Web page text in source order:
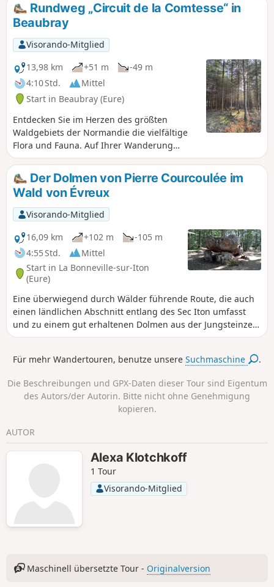
Rundweg „Circuit de la Comtesse“ in
Beaubray
Visorando-Mitglied
13,98 km
+51 m
-49 m
4:10 Std.
Mittel
Start in Beaubray (Eure)
Entdecken Sie im Herzen des größten
Waldgebiets der Normandie die vielfältige
Flora und Fauna. Auf Ihrer Wanderung
werden Sie zahlreiche Laub- und
Kiefernarten entdecken und vielleicht haben
Sie das Glück, an einer Wegbiegung einem
kleinen Reh zu begegnen.
Der Dolmen von Pierre Courcoulée im
Wald von Évreux
Visorando-Mitglied
16,09 km
+102 m
-105 m
4:55 Std.
Mittel
Start in La Bonneville-sur-Iton
(Eure)
Eine überwiegend durch Wälder führende Route, die auch
einen ländlichen Abschnitt entlang des Sec Iton umfasst
und zu einem gut erhaltenen Dolmen aus der Jungsteinzeit
führt.
Für mehr Wandertouren, benutze unsereSuchmaschine .
Die Beschreibungen und GPX-Daten dieser Tour sind Eigentum
des Autors/der Autorin. Bitte nicht ohne Genehmigung
kopieren.
AUTOR
Alexa Klotchkoff
1 Tour
Visorando-Mitglied
Maschinell übersetzte Tour - Originalversion